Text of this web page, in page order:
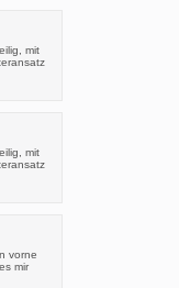
mit
mit
vorne
mir